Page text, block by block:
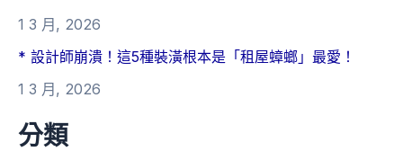
1 3 月, 2026
* 設計師崩潰！這5種裝潢根本是「租屋蟑螂」最愛！
1 3 月, 2026
分類